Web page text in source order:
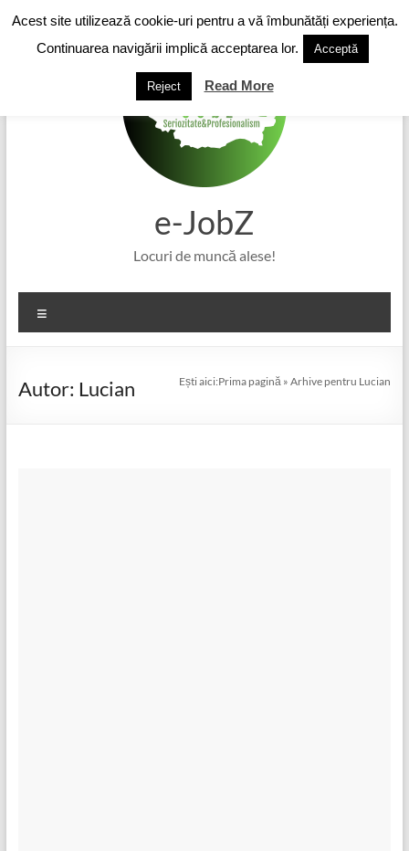
to
content
e-JobZ
Locuri de muncă alese!
Autor: Lucian Ești aici:Prima pagină »Arhive pentru Lucian
Acest site utilizează cookie-uri pentru a vă îmbunătăți experiența.
Continuarea navigării implică acceptarea lor.
Acceptă
Reject Read More